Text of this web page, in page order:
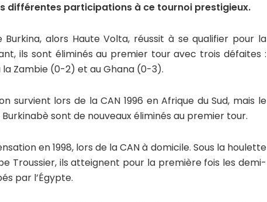
différentes participations à ce tournoi prestigieux.
Burkina, alors Haute Volta, réussit à se qualifier pour la
ils sont éliminés au premier tour avec trois défaites :
Zambie (0-2) et au Ghana (0-3).
survient lors de la CAN 1996 en Afrique du Sud, mais le
sont de nouveaux éliminés au premier tour.
en 1998, lors de la CAN à domicile. Sous la houlette
Troussier, ils atteignent pour la première fois les demi-
par l’Égypte.